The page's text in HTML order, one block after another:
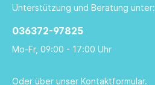
Unterstützung und Beratung unter:
036372-97825
Mo-Fr, 09:00 - 17:00 Uhr
Oder über unser Kontaktformular.